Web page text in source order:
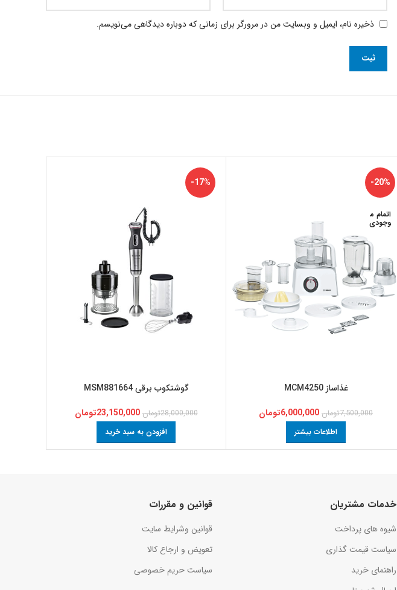
ذخیره نام، ایمیل و وبسایت من در مرورگر برای زمانی که دوباره دیدگاهی می‌نویسم.
-20%
اتمام م
وجودی
غذاساز MCM4250
7,500,000تومان 6,000,000تومان
اطلاعات بیشتر
-17%
گوشتکوب برقی MSM881664
28,000,000تومان 23,150,000تومان
افزودن به سبد خرید
خدمات مشتریان
شیوه های پرداخت
سیاست قیمت گذاری
راهنمای خرید
قوانین و مقررات
قوانین وشرایط سایت
تعویض و ارجاع کالا
سیاست حریم خصوصی